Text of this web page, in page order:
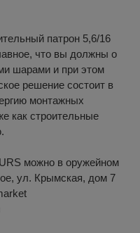
патрон 5,6/16
что вы должны о
шарами и при этом
решение состоит в
монтажных
как строительные
можно в оружейном
ул. Крымская, дом 7